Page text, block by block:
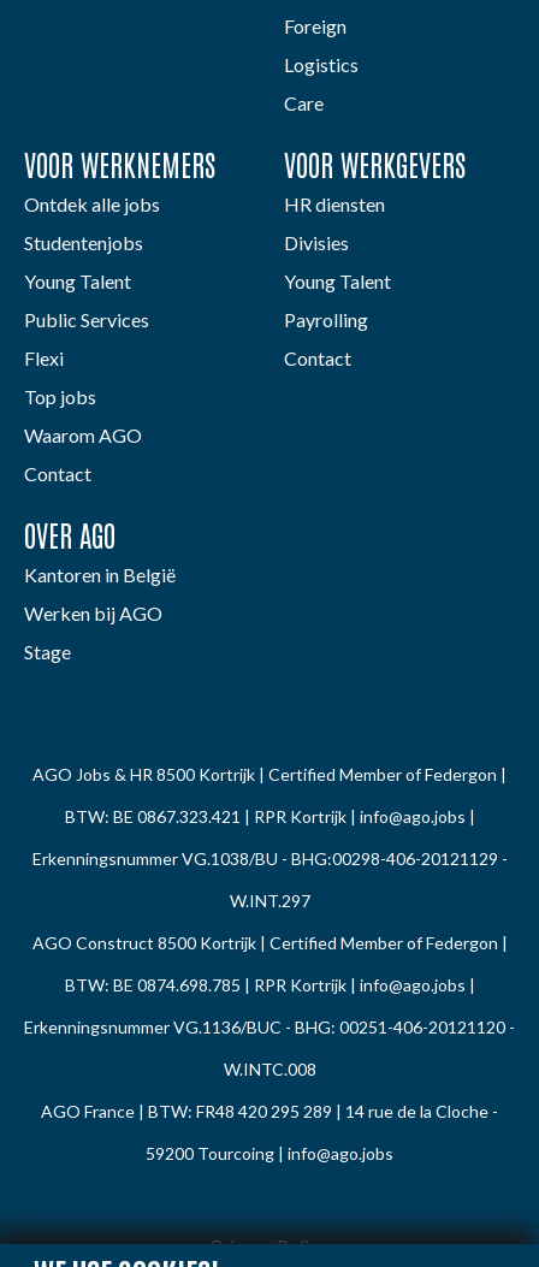
Foreign
Logistics
Care
VOOR WERKNEMERS
Ontdek alle jobs
Studentenjobs
Young Talent
Public Services
Flexi
Top jobs
Waarom AGO
Contact
VOOR WERKGEVERS
HR diensten
Divisies
Young Talent
Payrolling
Contact
OVER AGO
Kantoren in België
Werken bij AGO
Stage
AGO Jobs & HR 8500 Kortrijk | Certified Member of Federgon |
BTW: BE 0867.323.421 | RPR Kortrijk | info@ago.jobs |
Erkenningsnummer VG.1038/BU - BHG:00298-406-20121129 -
W.INT.297
AGO Construct 8500 Kortrijk | Certified Member of Federgon |
BTW: BE 0874.698.785 | RPR Kortrijk | info@ago.jobs |
Erkenningsnummer VG.1136/BUC - BHG: 00251-406-20121120 -
W.INTC.008
AGO France | BTW: FR48 420 295 289 | 14 rue de la Cloche -
59200 Tourcoing | info@ago.jobs
Privacy Policy